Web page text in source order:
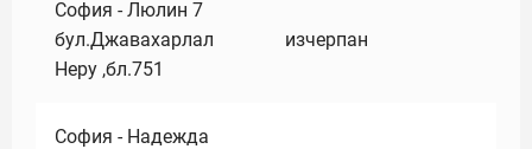
София - Люлин 7
бул.Джавахарлал
Неру ,бл.751
изчерпан
София - Надежда